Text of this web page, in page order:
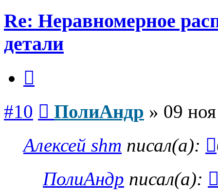
Re: Неравномерное
детали
#10 ПолиАндр » 09
Алексей shm писал(а):
ПолиАндр писал(а):